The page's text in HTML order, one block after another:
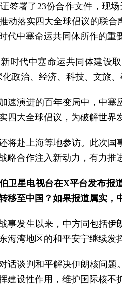
签署了23份合作文件，现
动落实四大全球倡议的联
代中塞命运共同体所作的
时代中塞命运共同体建设
化政治、经济、科技、文旅
速演进的百年变局中，中
四大全球倡议，为破解世
将赴上海等地参访。此次
略合作注入新动力，有力推
卫星电视台在X平台发布报
移至中国？如果报道属实，
事发生以来，中方同包括
海湾地区的和平安宁继续发
话谈判和平解决伊朗核问
建设性作用，维护国际核